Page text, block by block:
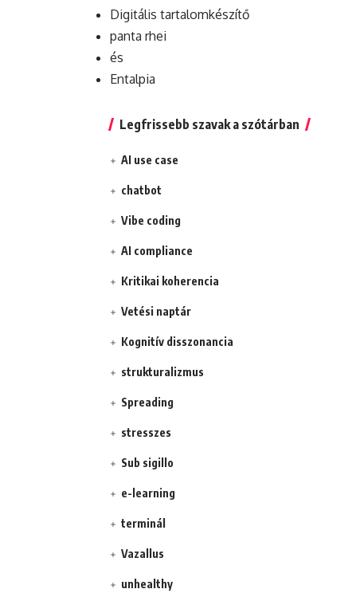
Digitális tartalomkészítő
panta rhei
és
Entalpia
Legfrissebb szavak a szótárban
AI use case
chatbot
Vibe coding
AI compliance
Kritikai koherencia
Vetési naptár
Kognitív disszonancia
strukturalizmus
Spreading
stresszes
Sub sigillo
e-learning
terminál
Vazallus
unhealthy